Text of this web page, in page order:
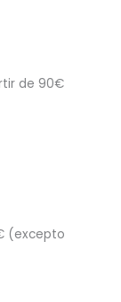
de 90€
(excepto